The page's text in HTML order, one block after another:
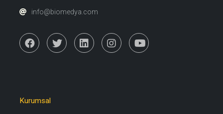
info@biomedya.com
Kurumsal